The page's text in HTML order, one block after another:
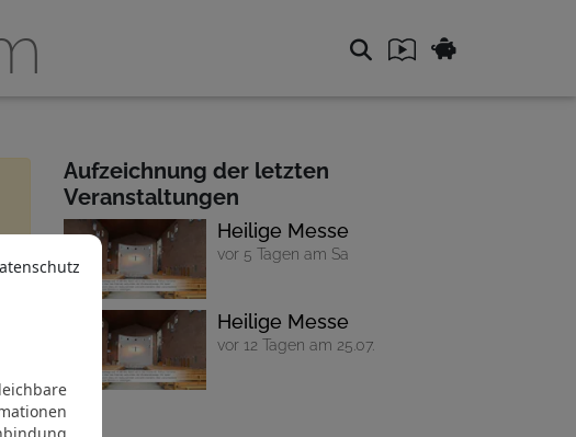
Aufzeichnung der letzten
Veranstaltungen
Heilige Messe
vor 5 Tagen am Sa
Heilige Messe
vor 12 Tagen am 25.07.